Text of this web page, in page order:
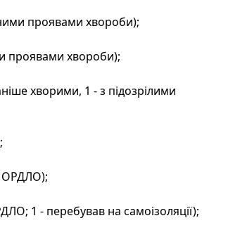
проявами хвороби);
проявами хвороби);
хворими, 1 - з підозрілими
ОРДЛО);
1 - перебував на самоізоляції);